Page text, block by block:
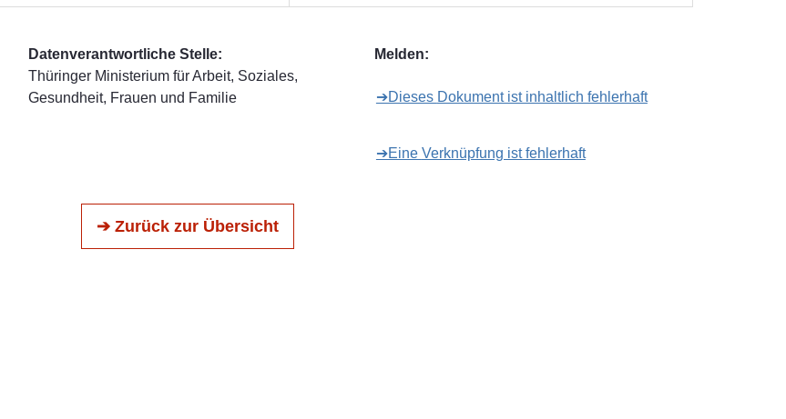
Datenverantwortliche Stelle:
Thüringer Ministerium für Arbeit, Soziales,
Gesundheit, Frauen und Familie
Melden:
➔Dieses Dokument ist inhaltlich fehlerhaft
➔Eine Verknüpfung ist fehlerhaft
➔ Zurück zur Übersicht